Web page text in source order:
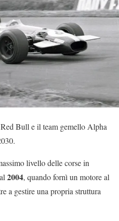
Bull e il team gemello Alpha
livello delle corse in
2004, quando fornì un motore al
a gestire una propria struttura